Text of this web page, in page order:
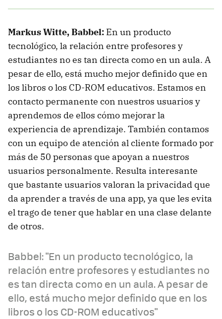
Markus Witte, Babbel: En un producto
tecnológico, la relación entre profesores y
estudiantes no es tan directa como en un aula. A
pesar de ello, está mucho mejor definido que en
los libros o los CD-ROM educativos. Estamos en
contacto permanente con nuestros usuarios y
aprendemos de ellos cómo mejorar la
experiencia de aprendizaje. También contamos
con un equipo de atención al cliente formado por
más de 50 personas que apoyan a nuestros
usuarios personalmente. Resulta interesante
que bastante usuarios valoran la privacidad que
da aprender a través de una app, ya que les evita
el trago de tener que hablar en una clase delante
de otros.
Babbel: "En un producto tecnológico, la
relación entre profesores y estudiantes no
es tan directa como en un aula. A pesar de
ello, está mucho mejor definido que en los
libros o los CD-ROM educativos"